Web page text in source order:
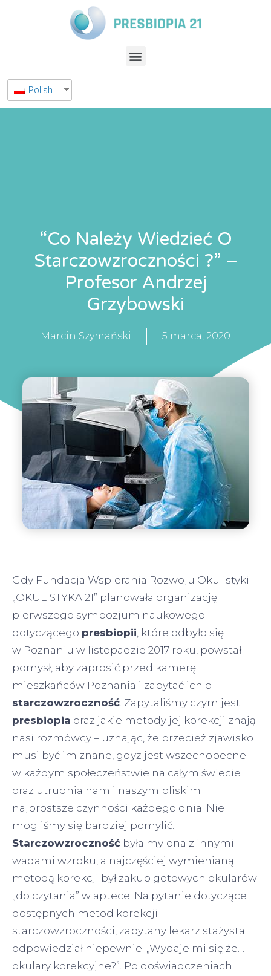
Polish
“Co Należy Wiedzieć O
Starczowzroczności ?” –
Profesor Andrzej
Grzybowski
Marcin Szymański 5 marca, 2020
Gdy Fundacja Wspierania Rozwoju Okulistyki
„OKULISTYKA 21” planowała organizację
pierwszego sympozjum naukowego
dotyczącego presbiopii , które odbyło się
w Poznaniu w listopadzie 2017 roku, powstał
pomysł, aby zaprosić przed kamerę
mieszkańców Poznania i zapytać ich o
starczowzroczność . Zapytaliśmy czym jest
presbiopia oraz jakie metody jej korekcji znają
nasi rozmówcy – uznając, że przecież zjawisko
musi być im znane, gdyż jest wszechobecne
w każdym społeczeństwie na całym świecie
oraz utrudnia nam i naszym bliskim
najprostsze czynności każdego dnia. Nie
mogliśmy się bardziej pomylić.
Starczowzroczność była mylona z innymi
wadami wzroku, a najczęściej wymienianą
metodą korekcji był zakup gotowych okularów
„do czytania” w aptece. Na pytanie dotyczące
dostępnych metod korekcji
starczowzroczności, zapytany lekarz stażysta
odpowiedział niepewnie: „Wydaje mi się że…
okulary korekcyjne?”. Po doświadczeniach